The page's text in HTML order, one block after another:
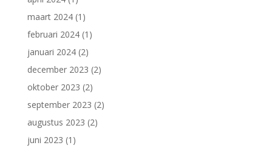
maart 2024 (1)
februari 2024 (1)
januari 2024 (2)
december 2023 (2)
oktober 2023 (2)
september 2023 (2)
augustus 2023 (2)
juni 2023 (1)